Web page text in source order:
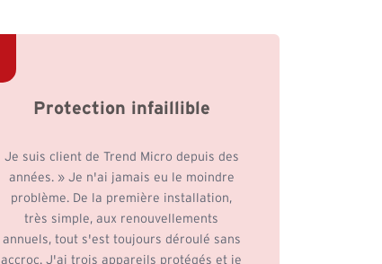
Protection infaillible
Je suis client de Trend Micro depuis des
années. » Je n'ai jamais eu le moindre
problème. De la première installation,
très simple, aux renouvellements
annuels, tout s'est toujours déroulé sans
accroc. J'ai trois appareils protégés et je